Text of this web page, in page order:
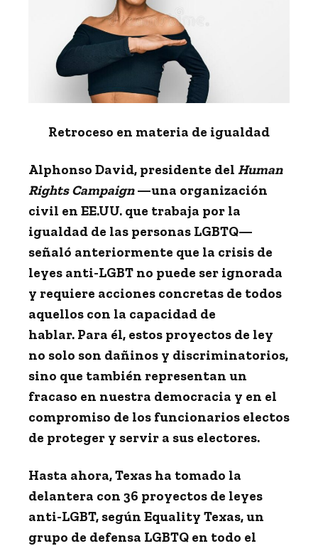
Retroceso en materia de igualdad
Alphonso David, presidente del Human
Rights Campaign—una organización
civil en EE.UU. que trabaja por la
igualdad de las personas LGBTQ—
señaló anteriormente que la crisis de
leyes anti-LGBT no puede ser ignorada
y requiere acciones concretas de todos
aquellos con la capacidad de
hablar. Para él, estos proyectos de ley
no solo son dañinos y discriminatorios,
sino que también representan un
fracaso en nuestra democracia y en el
compromiso de los funcionarios electos
de proteger y servir a sus electores.
Hasta ahora, Texas ha tomado la
delantera con 36 proyectos de leyes
anti-LGBT, según Equality Texas, un
grupo de defensa LGBTQ en todo el